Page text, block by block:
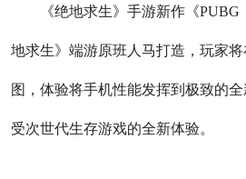
《绝地求生》手游新作《PUBG
地求生》端游原班人马打造，玩家
图，体验将手机性能发挥到极致的
受次世代生存游戏的全新体验。